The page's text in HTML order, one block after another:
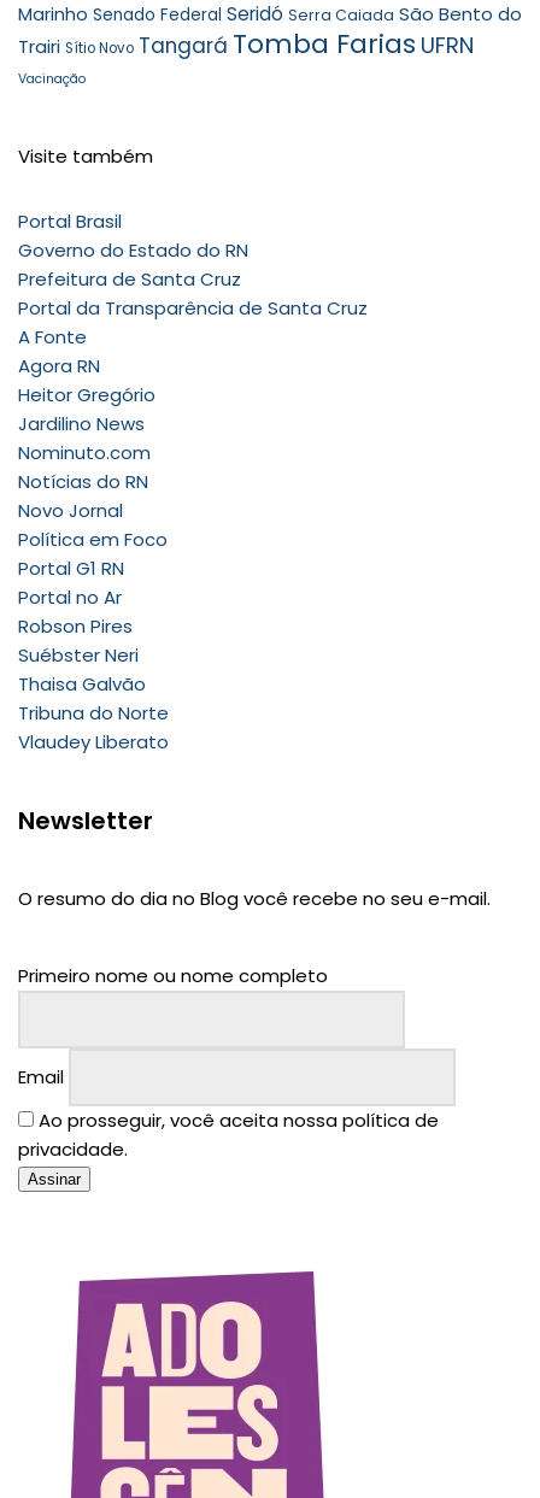
Marinho Senado Federal Seridó Serra Caiada São Bento do
Trairi Sítio Novo Tangará Tomba Farias UFRN
Vacinação
Visite também
Portal Brasil
Governo do Estado do RN
Prefeitura de Santa Cruz
Portal da Transparência de Santa Cruz
A Fonte
Agora RN
Heitor Gregório
Jardilino News
Nominuto.com
Notícias do RN
Novo Jornal
Política em Foco
Portal G1 RN
Portal no Ar
Robson Pires
Suébster Neri
Thaisa Galvão
Tribuna do Norte
Vlaudey Liberato
Newsletter
O resumo do dia no Blog você recebe no seu e-mail.
Primeiro nome ou nome completo
Email
Ao prosseguir, você aceita nossa política de
privacidade.